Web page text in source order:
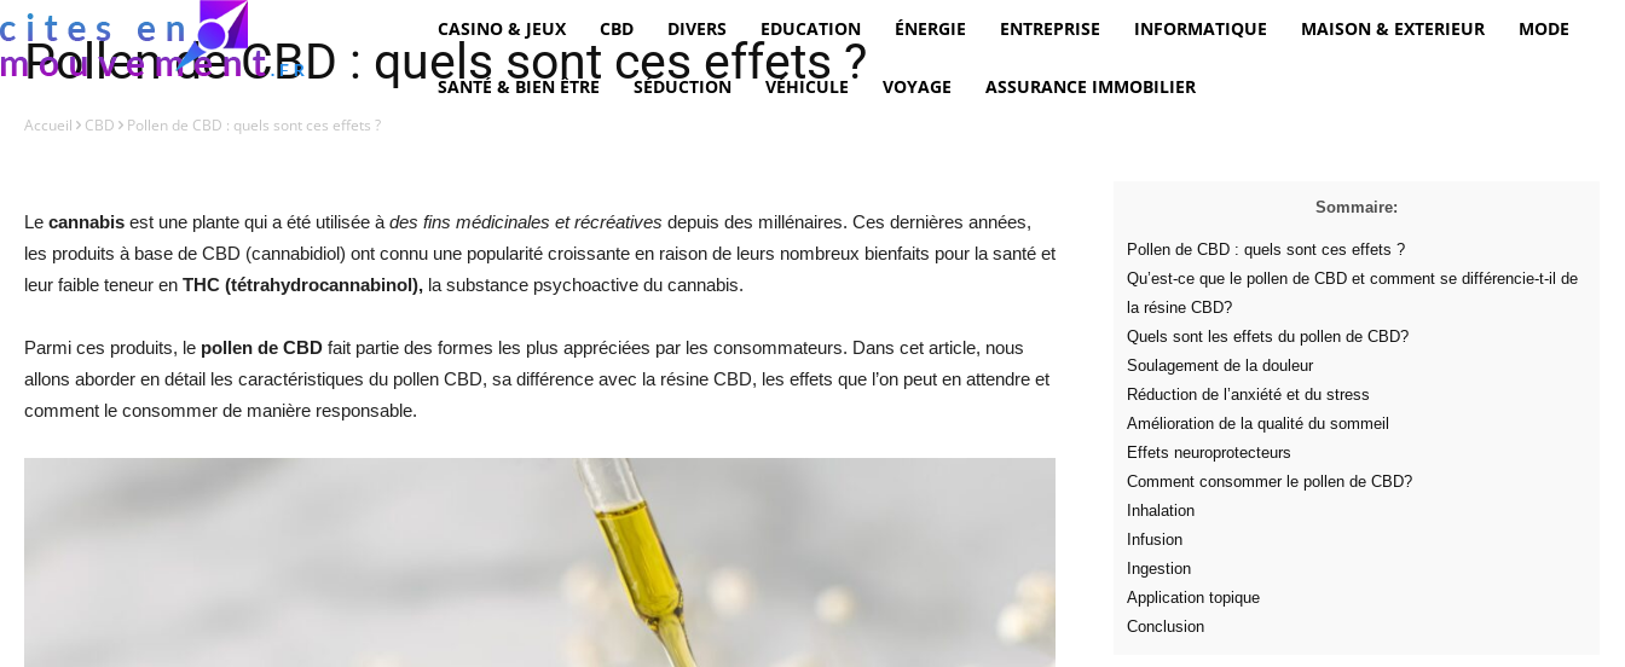
CASINO & JEUX CBD DIVERS EDUCATION ÉNERGIE ENTREPRISE INFORMATIQUE MAISON & EXTERIEUR MODE
SANTÉ & BIEN ÊTRE SÉDUCTION VÉHICULE VOYAGE ASSURANCE IMMOBILIER
Pollen de CBD : quels sont ces effets ?
Accueil CBD Pollen de CBD : quels sont ces effets ?
Le cannabis est une plante qui a été utilisée à des fins médicinales et récréatives depuis des millénaires. Ces dernières années,
les produits à base de CBD (cannabidiol) ont connu une popularité croissante en raison de leurs nombreux bienfaits pour la santé et
leur faible teneur en THC (tétrahydrocannabinol), la substance psychoactive du cannabis.
Parmi ces produits, le pollen de CBD fait partie des formes les plus appréciées par les consommateurs. Dans cet article, nous
allons aborder en détail les caractéristiques du pollen CBD, sa différence avec la résine CBD, les effets que l’on peut en attendre et
comment le consommer de manière responsable.
Sommaire:
Pollen de CBD : quels sont ces effets ?
Qu’est-ce que le pollen de CBD et comment se différencie-t-il de
la résine CBD?
Quels sont les effets du pollen de CBD?
Soulagement de la douleur
Réduction de l’anxiété et du stress
Amélioration de la qualité du sommeil
Effets neuroprotecteurs
Comment consommer le pollen de CBD?
Inhalation
Infusion
Ingestion
Application topique
Conclusion